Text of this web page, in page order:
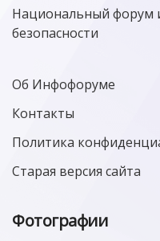
Национальный форум
безопасности
Об Инфофоруме
Контакты
Политика
Старая версия сайта
Фотографии